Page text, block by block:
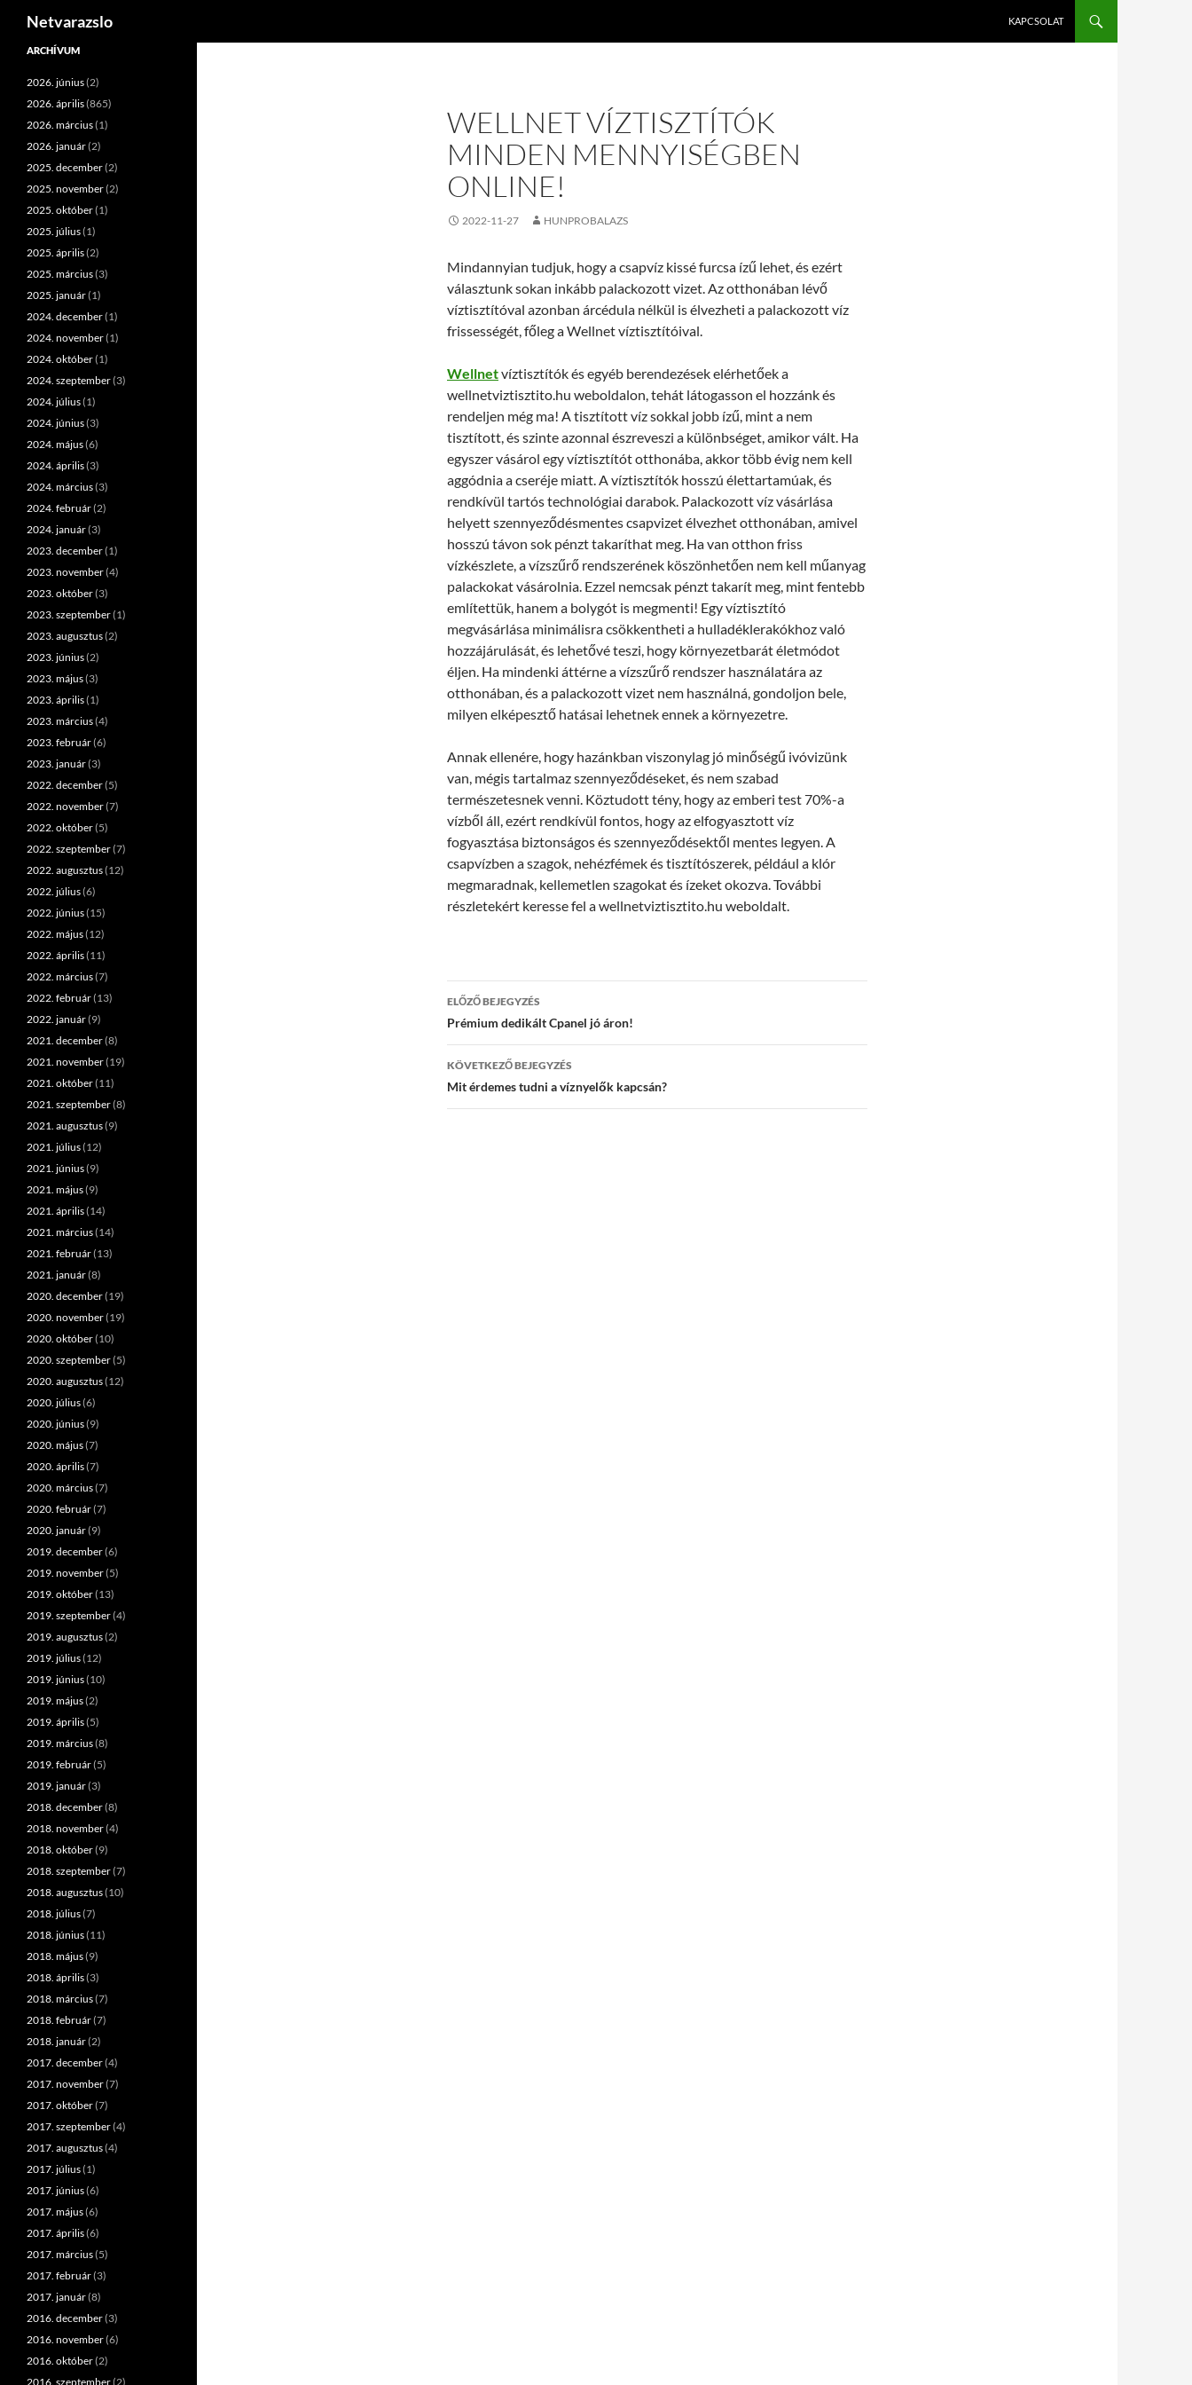
Kilépés
Netvarazslo KAPCSOLAT
WELLNET VÍZTISZTÍTÓK
MINDEN MENNYISÉGBEN
ONLINE!
2022-11-27 HUNPROBALAZS
Mindannyian tudjuk, hogy a csapvíz kissé furcsa ízű lehet, és ezért
választunk sokan inkább palackozott vizet. Az otthonában lévő
víztisztítóval azonban árcédula nélkül is élvezheti a palackozott víz
frissességét, főleg a Wellnet víztisztítóival.
Wellnetvíztisztítók és egyéb berendezések elérhetőek a
wellnetviztisztito.hu weboldalon, tehát látogasson el hozzánk és
rendeljen még ma! A tisztított víz sokkal jobb ízű, mint a nem
tisztított, és szinte azonnal észreveszi a különbséget, amikor vált. Ha
egyszer vásárol egy víztisztítót otthonába, akkor több évig nem kell
aggódnia a cseréje miatt. A víztisztítók hosszú élettartamúak, és
rendkívül tartós technológiai darabok. Palackozott víz vásárlása
helyett szennyeződésmentes csapvizet élvezhet otthonában, amivel
hosszú távon sok pénzt takaríthat meg. Ha van otthon friss
vízkészlete, a vízszűrő rendszerének köszönhetően nem kell műanyag
palackokat vásárolnia. Ezzel nemcsak pénzt takarít meg, mint fentebb
említettük, hanem a bolygót is megmenti! Egy víztisztító
megvásárlása minimálisra csökkentheti a hulladéklerakókhoz való
hozzájárulását, és lehetővé teszi, hogy környezetbarát életmódot
éljen. Ha mindenki áttérne a vízszűrő rendszer használatára az
otthonában, és a palackozott vizet nem használná, gondoljon bele,
milyen elképesztő hatásai lehetnek ennek a környezetre.
Annak ellenére, hogy hazánkban viszonylag jó minőségű ivóvizünk
van, mégis tartalmaz szennyeződéseket, és nem szabad
természetesnek venni. Köztudott tény, hogy az emberi test 70%-a
vízből áll, ezért rendkívül fontos, hogy az elfogyasztott víz
fogyasztása biztonságos és szennyeződésektől mentes legyen. A
csapvízben a szagok, nehézfémek és tisztítószerek, például a klór
megmaradnak, kellemetlen szagokat és ízeket okozva. További
részletekért keresse fel a wellnetviztisztito.hu weboldalt.
Bejegyzés
navigáció
ELŐZŐ BEJEGYZÉS
Prémium dedikált Cpanel jó áron!
KÖVETKEZŐ BEJEGYZÉS
Mit érdemes tudni a víznyelők kapcsán?
ARCHÍVUM
2026. június(2)
2026. április(865)
2026. március(1)
2026. január(2)
2025. december(2)
2025. november(2)
2025. október(1)
2025. július(1)
2025. április(2)
2025. március(3)
2025. január(1)
2024. december(1)
2024. november(1)
2024. október(1)
2024. szeptember(3)
2024. július(1)
2024. június(3)
2024. május(6)
2024. április(3)
2024. március(3)
2024. február(2)
2024. január(3)
2023. december(1)
2023. november(4)
2023. október(3)
2023. szeptember(1)
2023. augusztus(2)
2023. június(2)
2023. május(3)
2023. április(1)
2023. március(4)
2023. február(6)
2023. január(3)
2022. december(5)
2022. november(7)
2022. október(5)
2022. szeptember(7)
2022. augusztus(12)
2022. július(6)
2022. június(15)
2022. május(12)
2022. április(11)
2022. március(7)
2022. február(13)
2022. január(9)
2021. december(8)
2021. november(19)
2021. október(11)
2021. szeptember(8)
2021. augusztus(9)
2021. július(12)
2021. június(9)
2021. május(9)
2021. április(14)
2021. március(14)
2021. február(13)
2021. január(8)
2020. december(19)
2020. november(19)
2020. október(10)
2020. szeptember(5)
2020. augusztus(12)
2020. július(6)
2020. június(9)
2020. május(7)
2020. április(7)
2020. március(7)
2020. február(7)
2020. január(9)
2019. december(6)
2019. november(5)
2019. október(13)
2019. szeptember(4)
2019. augusztus(2)
2019. július(12)
2019. június(10)
2019. május(2)
2019. április(5)
2019. március(8)
2019. február(5)
2019. január(3)
2018. december(8)
2018. november(4)
2018. október(9)
2018. szeptember(7)
2018. augusztus(10)
2018. július(7)
2018. június(11)
2018. május(9)
2018. április(3)
2018. március(7)
2018. február(7)
2018. január(2)
2017. december(4)
2017. november(7)
2017. október(7)
2017. szeptember(4)
2017. augusztus(4)
2017. július(1)
2017. június(6)
2017. május(6)
2017. április(6)
2017. március(5)
2017. február(3)
2017. január(8)
2016. december(3)
2016. november(6)
2016. október(2)
2016. szeptember(2)